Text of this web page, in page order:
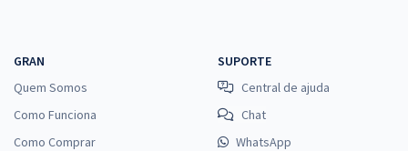
GRAN
Quem Somos
Como Funciona
Como Comprar
SUPORTE
Central de ajuda
Chat
WhatsApp